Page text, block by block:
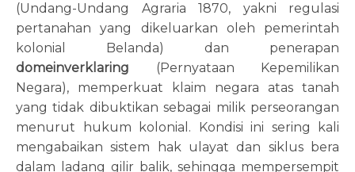
(Undang-Undang Agraria 1870, yakni regulasi
pertanahan yang dikeluarkan oleh pemerintah
kolonial Belanda) dan penerapan
domeinverklaring (Pernyataan Kepemilikan
Negara), memperkuat klaim negara atas tanah
yang tidak dibuktikan sebagai milik perseorangan
menurut hukum kolonial. Kondisi ini sering kali
mengabaikan sistem hak ulayat dan siklus bera
dalam ladang gilir balik, sehingga mempersempit